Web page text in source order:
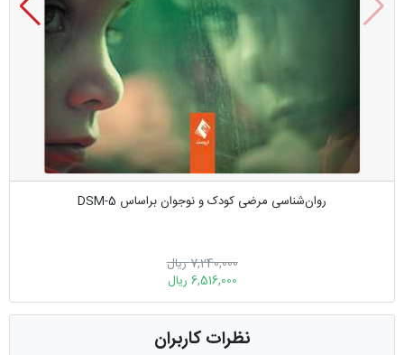
روان‌شناسی مرضی کودک و نوجوان براساس DSM-5
7,240,000 ریال
6,516,000 ریال
نظرات کاربران